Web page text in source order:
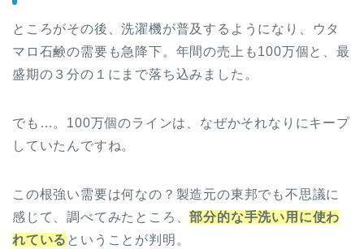
ところがその後、洗濯機が普及するようになり、ウタ
マロ石鹸の需要も急降下。年間の売上も100万個と、最
盛期の３分の１にまで落ち込みました。
でも…。100万個のラインは、なぜかそれなりにキープ
していたんですね。
この根強い需要は何なの？製造元の東邦でも不思議に
感じて、調べてみたところ、部分的な手洗い用に使わ
れている ということが判明。